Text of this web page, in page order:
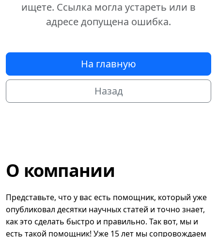
ищете. Ссылка могла устареть или в
адресе допущена ошибка.
На главную
Назад
О компании
Представьте, что у вас есть помощник, который уже
опубликовал десятки научных статей и точно знает,
как это сделать быстро и правильно. Так вот, мы и
есть такой помощник! Уже 15 лет мы сопровождаем